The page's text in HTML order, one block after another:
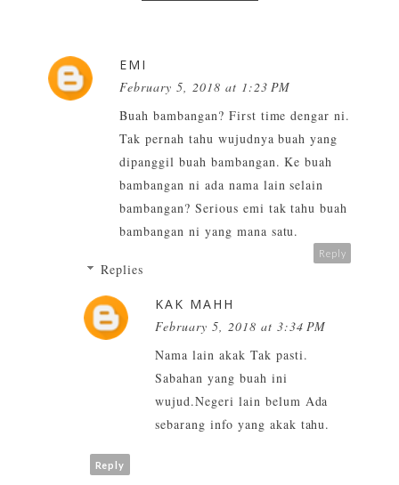
EMI
February 5, 2018 at 1:23 PM
Buah bambangan? First time dengar ni.
Tak pernah tahu wujudnya buah yang
dipanggil buah bambangan. Ke buah
bambangan ni ada nama lain selain
bambangan? Serious emi tak tahu buah
bambangan ni yang mana satu.
Reply
Replies
KAK MAHH
February 5, 2018 at 3:34 PM
Nama lain akak Tak pasti.
Sabahan yang buah ini
wujud.Negeri lain belum Ada
sebarang info yang akak tahu.
Reply